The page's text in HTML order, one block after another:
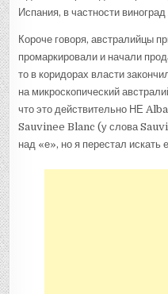
Испания, в частности
Короче говоря, австралийцы
промаркировали и начали
то в коридорах власти
на микроскопический
что это действительно НЕ
Sauvinee Blanc (у слова
над «е», но я перестал искать